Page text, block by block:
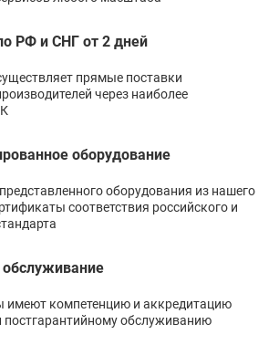
РФ и СНГ от 2 дней
прямые поставки
через наиболее
оборудование
оборудования из нашего
соответствия российского и
имеют компетенцию и аккредитацию
постгарантийному обслуживанию